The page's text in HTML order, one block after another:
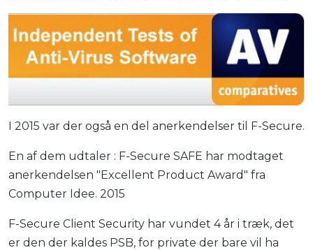
I 2015 var der også en del anerkendelser til F-Secure.
En af dem udtaler : F-Secure SAFE har modtaget
anerkendelsen "Excellent Product Award" fra
Computer Idee. 2015
F-Secure Client Security har vundet 4 år i træk, det
er den der kaldes PSB, for private der bare vil ha